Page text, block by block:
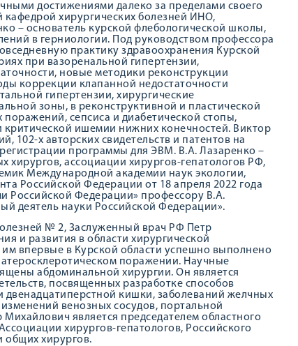
достижениями далеко за пределами своего
хирургических болезней ИНО,
– основатель курской флебологической школы,
в герниологии. Под руководством профессора
практику здравоохранения Курской
при вазоренальной гипертензии,
новые методики реконструкции
коррекции клапанной недостаточности
гипертензии, хирургические
зоны, в реконструктивной и пластической
сепсиса и диабетической стопы,
ишемии нижних конечностей. Виктор
102-х авторских свидетельств и патентов на
программы для ЭВМ. В.А. Лазаренко –
хирургов, ассоциации хирургов-гепатологов РФ,
Международной академии наук экологии,
Российской Федерации от 18 апреля 2022 года
Российской Федерации» профессору В.А.
деятель науки Российской Федерации».
№ 2, Заслуженный врач РФ Петр
и развития в области хирургической
им впервые в Курской области успешно выполнено
поражении. Научные
абдоминальной хирургии. Он является
посвященных разработке способов
двенадцатиперстной кишки, заболеваний желчных
венозных сосудов, портальной
является председателем областного
хирургов-гепатологов, Российского
общих хирургов.